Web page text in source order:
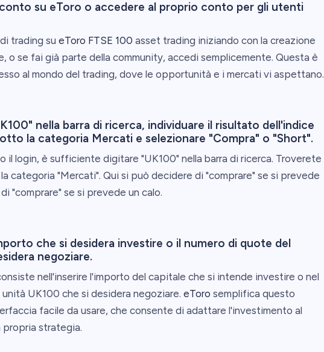
conto su eToro o accedere al proprio conto per gli utenti
trading su eToro FTSE 100 asset trading iniziando con la creazione
o se fai già parte della community, accedi semplicemente. Questa è
al mondo del trading, dove le opportunità e i mercati vi aspettano.
nella barra di ricerca, individuare il risultato dell'indice
la categoria Mercati e selezionare "Compra" o "Short".
login, è sufficiente digitare "UK100" nella barra di ricerca. Troverete
categoria "Mercati". Qui si può decidere di "comprare" se si prevede
"comprare" se si prevede un calo.
che si desidera investire o il numero di quote del
negoziare.
nell'inserire l'importo del capitale che si intende investire o nel
UK100 che si desidera negoziare. eToro semplifica questo
facile da usare, che consente di adattare l'investimento al
strategia.